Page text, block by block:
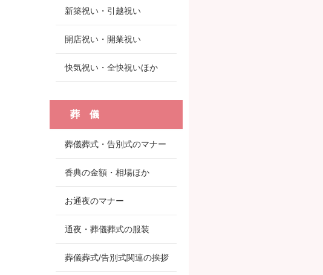
新築祝い・引越祝い
開店祝い・開業祝い
快気祝い・全快祝いほか
葬 儀
葬儀葬式・告別式のマナー
香典の金額・相場ほか
お通夜のマナー
通夜・葬儀葬式の服装
葬儀葬式/告別式関連の挨拶